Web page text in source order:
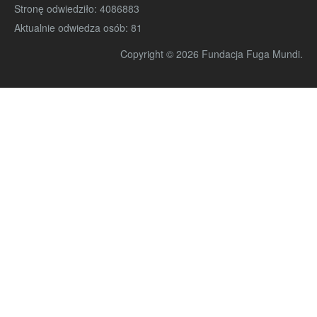
Stronę odwiedziło: 4086883
Aktualnie odwiedza osób: 81
Copyright © 2026 Fundacja Fuga Mundi.